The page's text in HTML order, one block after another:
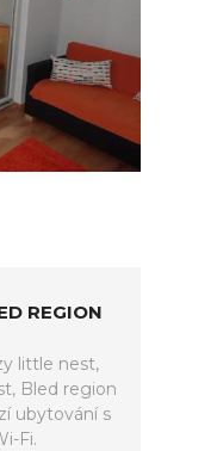
REGION
little nest,
Bled region
ubytování s
Fi.